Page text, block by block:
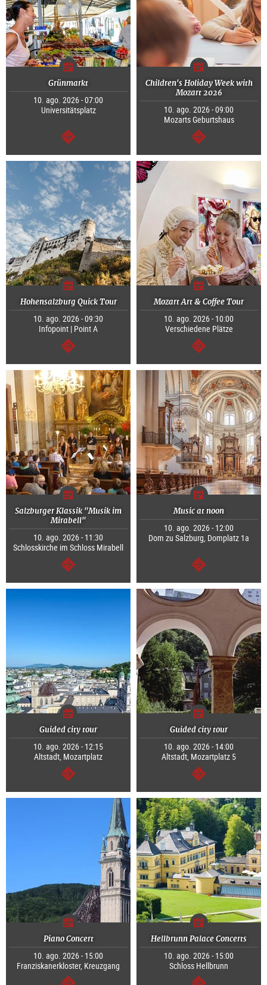
Grünmarkt
10. ago. 2026 - 07:00
Universitätsplatz
segue
Children's Holiday Week with
Mozart 2026
10. ago. 2026 - 09:00
Mozarts Geburtshaus
segue
Hohensalzburg Quick Tour
10. ago. 2026 - 09:30
Infopoint | Point A
segue
Mozart Art & Coffee Tour
10. ago. 2026 - 10:00
Verschiedene Plätze
segue
Salzburger Klassik "Musik im
Mirabell"
10. ago. 2026 - 11:30
Schlosskirche im Schloss Mirabell
segue
Music at noon
10. ago. 2026 - 12:00
Dom zu Salzburg, Domplatz 1a
segue
Guided city tour
10. ago. 2026 - 12:15
Altstadt, Mozartplatz
segue
Guided city tour
10. ago. 2026 - 14:00
Altstadt, Mozartplatz 5
segue
Piano Concert
10. ago. 2026 - 15:00
Franziskanerkloster, Kreuzgang
Hellbrunn Palace Concerts
10. ago. 2026 - 15:00
Schloss Hellbrunn